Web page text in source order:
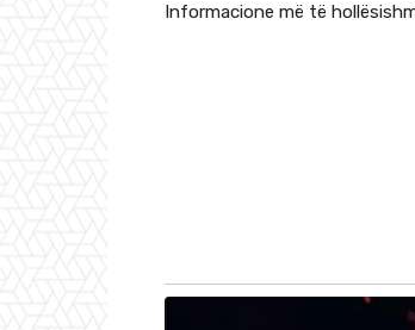
Informacione më të